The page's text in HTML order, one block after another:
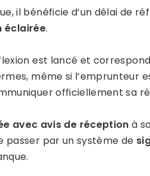
il bénéficie d’un délai de
éclairée.
est lancé et
même si l’emprunteur
officiellement sa
avec avis de réception à
passer par un système de